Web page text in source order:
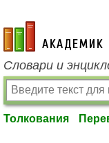
academic.ru
Словари и
Толкования